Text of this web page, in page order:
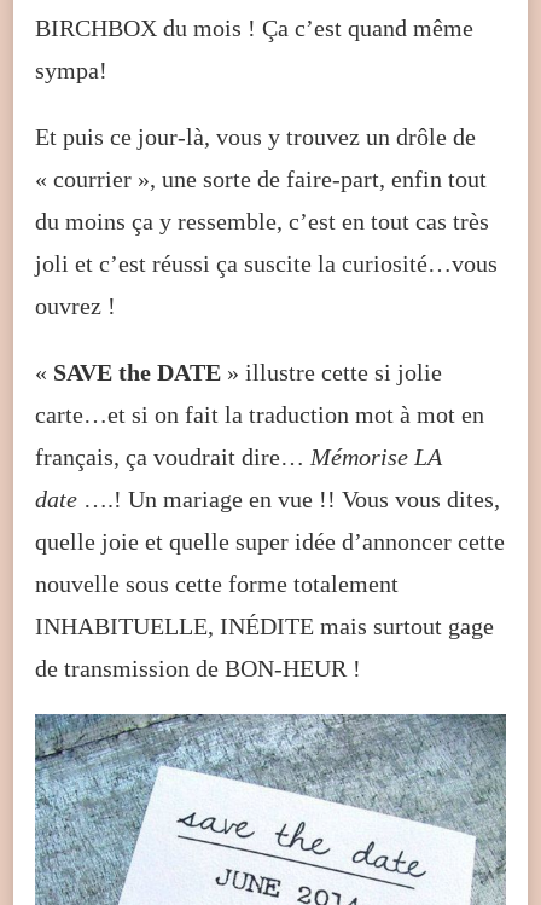
BIRCHBOX du mois ! Ça c’est quand même
sympa!
Et puis ce jour-là, vous y trouvez un drôle de
« courrier », une sorte de faire-part, enfin tout
du moins ça y ressemble, c’est en tout cas très
joli et c’est réussi ça suscite la curiosité…vous
ouvrez !
« SAVE the DATE » illustre cette si jolie
carte…et si on fait la traduction mot à mot en
français, ça voudrait dire… Mémorise LA
date ….! Un mariage en vue !! Vous vous dites,
quelle joie et quelle super idée d’annoncer cette
nouvelle sous cette forme totalement
INHABITUELLE, INÉDITE mais surtout gage
de transmission de BON-HEUR !